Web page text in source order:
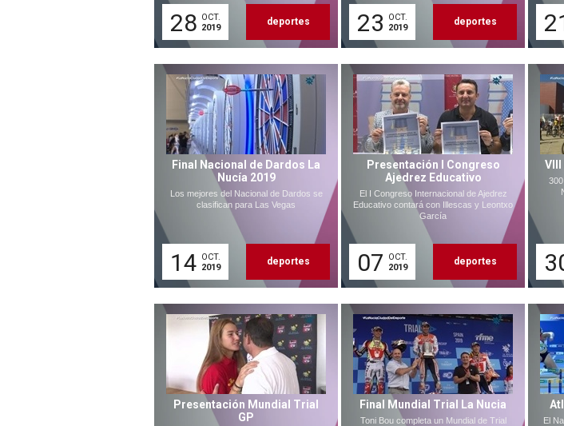
28 OCT.
2019
deportes 23
OCT.
2019
deportes
Final Nacional de Dardos La
Nucía 2019
Los mejores del Nacional de Dardos se
clasifican para Las Vegas
14 OCT.
2019
deportes
Presentación I Congreso
Ajedrez Educativo
El I Congreso Internacional de Ajedrez
Educativo contará con Illescas y Leontxo
García
07
OCT.
2019
deportes
VIII
Presentación Mundial Trial
GP
Final Mundial Trial La Nucia
Toni Bou completa un Mundial de Trial
El